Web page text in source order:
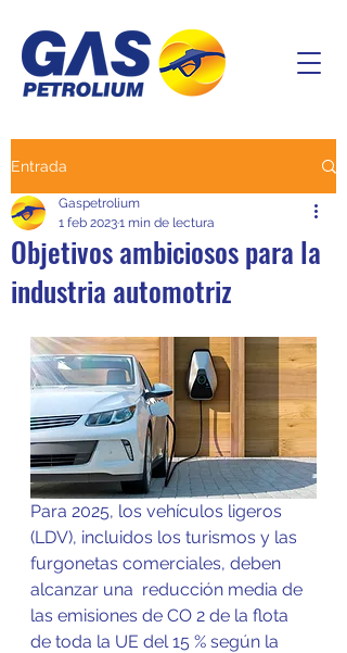
Entrada
Objetivos ambiciosos para la
industria automotriz
Gaspetrolium
1 feb 20231 min de lectura
Para 2025, los vehículos ligeros
(LDV), incluidos los turismos y las
furgonetas comerciales, deben
alcanzar una  reducción media de
las emisiones de CO 2 de la flota
de toda la UE del 15 % según la